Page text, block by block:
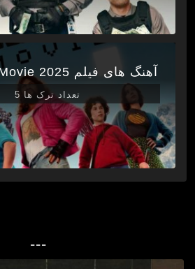
آهنگ های فیلم A Minecraft Movie 2025
تعداد ترک ها 5
---